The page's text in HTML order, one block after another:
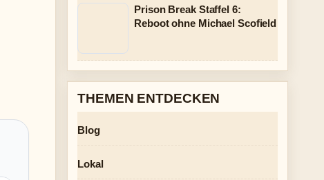
Prison Break Staffel 6:
Reboot ohne Michael Scofield
THEMEN ENTDECKEN
Blog
Lokal